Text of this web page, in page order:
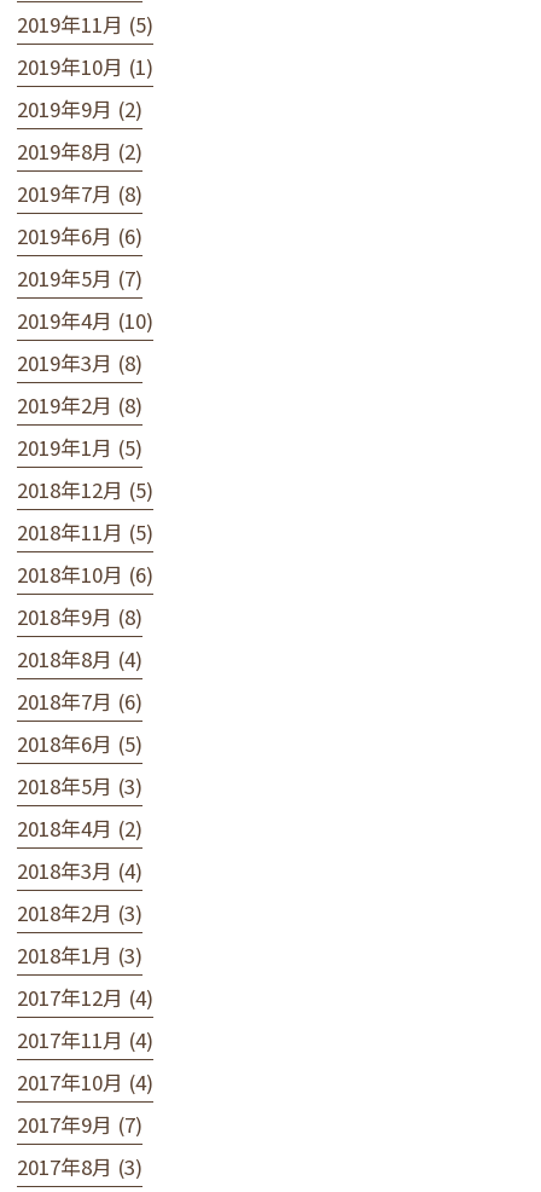
2019年11月 (5)
2019年10月 (1)
2019年9月 (2)
2019年8月 (2)
2019年7月 (8)
2019年6月 (6)
2019年5月 (7)
2019年4月 (10)
2019年3月 (8)
2019年2月 (8)
2019年1月 (5)
2018年12月 (5)
2018年11月 (5)
2018年10月 (6)
2018年9月 (8)
2018年8月 (4)
2018年7月 (6)
2018年6月 (5)
2018年5月 (3)
2018年4月 (2)
2018年3月 (4)
2018年2月 (3)
2018年1月 (3)
2017年12月 (4)
2017年11月 (4)
2017年10月 (4)
2017年9月 (7)
2017年8月 (3)